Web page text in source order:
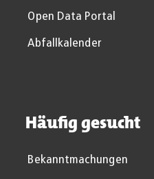
Open Data Portal
Abfallkalender
Häufig gesucht
Bekanntmachungen